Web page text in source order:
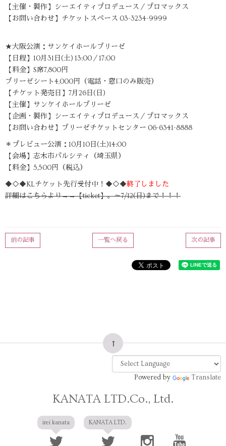
【主催・製作】シーエイティプロデュース／プロマックス
【お問い合わせ】チケットスペース 03-3234-9999
★大阪公演：サンケイホールブリーゼ
【日程】10月31日(土) 13:00／17:00
【料金】S席7,800円
ブリーゼシート4,000円（電話・窓口のみ販売）
【チケット発売日】7月26日(日)
【主催】サンケイホールブリーゼ
【企画・製作】シーエイティプロデュース／プロマックス
【お問い合わせ】ブリーゼチケットセンター 06-6341-8888
＊プレビュー公演：10月10日(土)14:00
【会場】志木市パルシティ（埼玉県）
【料金】5,500円（税込）
◆◇◆KLチケット先行受付中！◆◇◆終了しました
詳細はこちらより→→【ticket】。～7/12(日)まで！！！
次の記事
一覧へ戻る
前の記事
Powered by Translate
KANATA LTD.Co., Ltd.
irei kanata KANATA LTD.